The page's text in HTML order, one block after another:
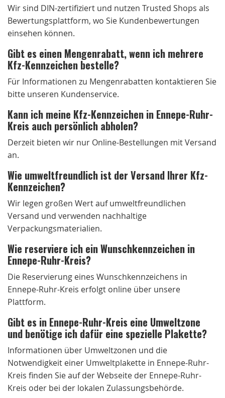
Wir sind DIN-zertifiziert und nutzen Trusted Shops als
Bewertungsplattform, wo Sie Kundenbewertungen
einsehen können.
Gibt es einen Mengenrabatt, wenn ich mehrere
Kfz-Kennzeichen bestelle?
Für Informationen zu Mengenrabatten kontaktieren Sie
bitte unseren Kundenservice.
Kann ich meine Kfz-Kennzeichen in Ennepe-Ruhr-
Kreis auch persönlich abholen?
Derzeit bieten wir nur Online-Bestellungen mit Versand
an.
Wie umweltfreundlich ist der Versand Ihrer Kfz-
Kennzeichen?
Wir legen großen Wert auf umweltfreundlichen
Versand und verwenden nachhaltige
Verpackungsmaterialien.
Wie reserviere ich ein Wunschkennzeichen in
Ennepe-Ruhr-Kreis?
Die Reservierung eines Wunschkennzeichens in
Ennepe-Ruhr-Kreis erfolgt online über unsere
Plattform.
Gibt es in Ennepe-Ruhr-Kreis eine Umweltzone
und benötige ich dafür eine spezielle Plakette?
Informationen über Umweltzonen und die
Notwendigkeit einer Umweltplakette in Ennepe-Ruhr-
Kreis finden Sie auf der Webseite der Ennepe-Ruhr-
Kreis oder bei der lokalen Zulassungsbehörde.